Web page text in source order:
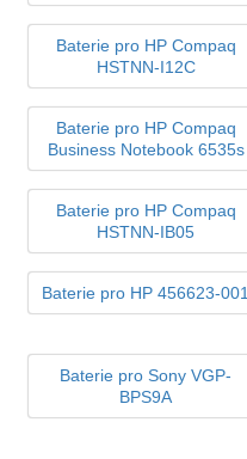
Baterie pro HP Compaq
HSTNN-I12C
Baterie pro HP Compaq
Business Notebook 6535s
Baterie pro HP Compaq
HSTNN-IB05
Baterie pro HP 456623-001
Baterie pro Sony VGP-
BPS9A